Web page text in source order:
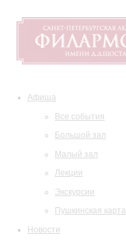
Афиша
Все события
Большой зал
Малый зал
Лекции
Экскурсии
Пушкинская карта
Новости